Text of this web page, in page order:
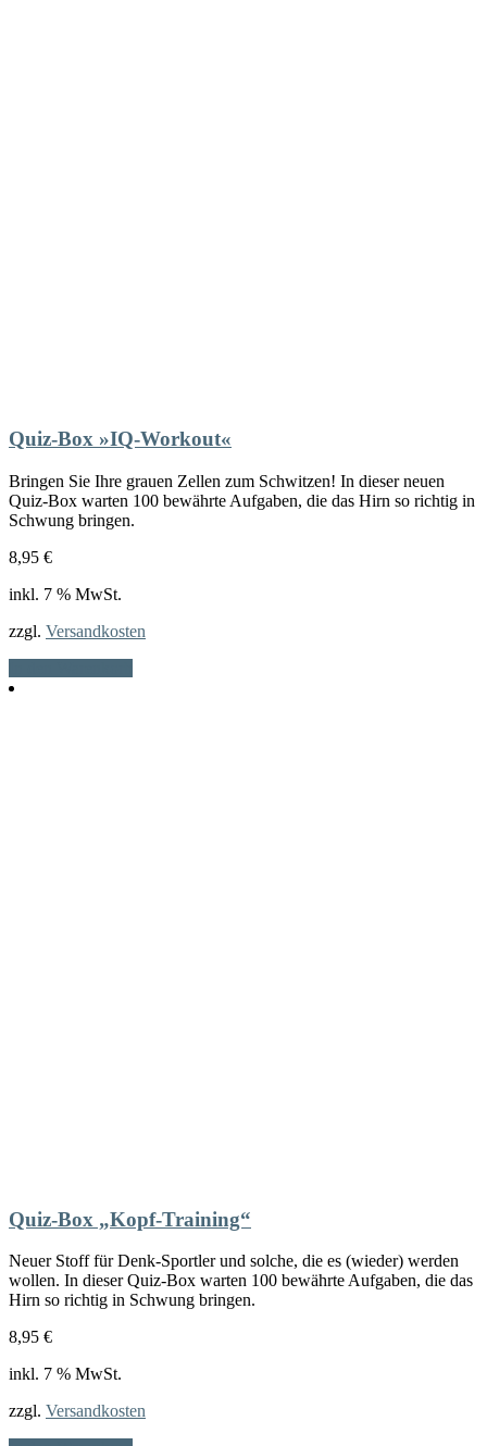
Quiz-Box »IQ-Workout«
Bringen Sie Ihre grauen Zellen zum Schwitzen! In dieser neuen
Quiz-Box warten 100 bewährte Aufgaben, die das Hirn so richtig in
Schwung bringen.
8,95 €
inkl. 7 % MwSt.
zzgl. Versandkosten
Quiz-Box „Kopf-Training“
Neuer Stoff für Denk-Sportler und solche, die es (wieder) werden
wollen. In dieser Quiz-Box warten 100 bewährte Aufgaben, die das
Hirn so richtig in Schwung bringen.
8,95 €
inkl. 7 % MwSt.
zzgl. Versandkosten